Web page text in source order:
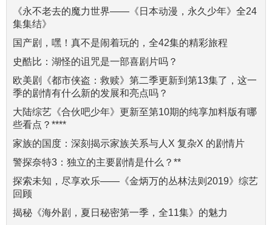
《永不老去的魔力世界——《日本动漫，永久少年》全24
集集结》
国产剧，嘿！真不是闹着玩的，全42集的精彩旅程
史酷比：湖怪的诅咒是一部喜剧片吗？
欧美剧《都市侠盗：救赎》第二季更新到第13集了，这一
季的剧情有什么新的发展和亮点吗？
大陆综艺《合伙吧少年》更新至第10期的纯享加料版有哪
些看点？****
家族的国度：深刻揭示家族关系与人X 复杂X 的剧情片
警探奈特3：独立的主要剧情是什么？**
探索未知，尽享欢乐——《金炳万的丛林法则2019》综艺
回顾
揭秘《海外剧，夏日秘密第一季，全11集》的魅力